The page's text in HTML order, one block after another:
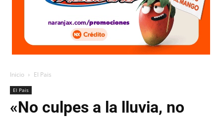
Inicio El Pais
El Pais
«No culpes a la lluvia, no